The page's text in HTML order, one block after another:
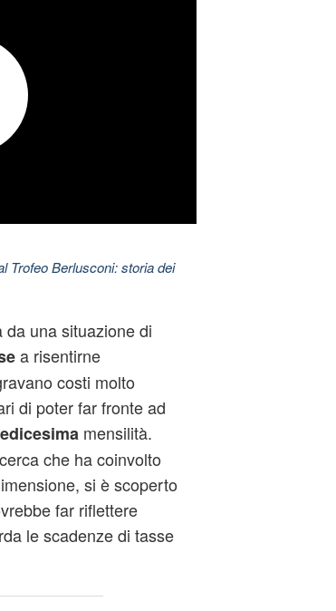
Trofeo Berlusconi: storia dei
una situazione di
a risentirne
costi molto
di poter far fronte ad
mensilità.
che ha coinvolto
si è scoperto
far riflettere
le scadenze di tasse